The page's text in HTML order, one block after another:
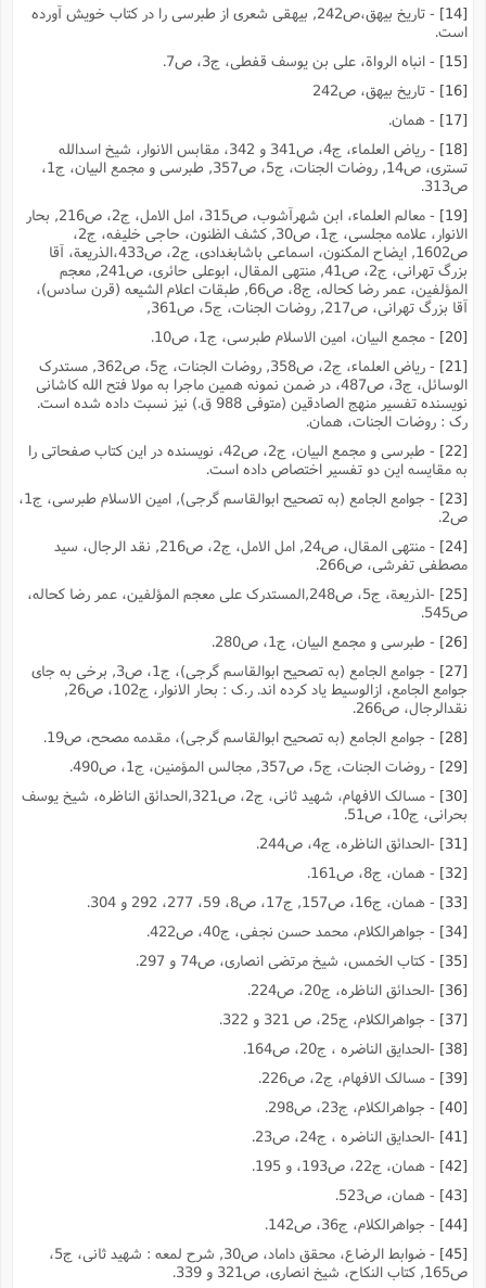
- تاریخ بیهق،ص242, بیهقى شعرى از طبرسى را در کتاب خویش آورده
است.
- انباه الرواة، على بن یوسف قفطى، ج3، ص7.
- تاریخ بیهق، ص242
- همان.
- ریاض العلماء، ج4، ص341 و 342، مقابس الانوار، شیخ اسدالله
تسترى، ص14, روضات الجنات، ج5، ص357, طبرسى و مجمع البیان، ج1،
ص313.
- معالم العلماء، ابن شهرآشوب، ص315، امل الامل، ج2، ص216, بحار
الانوار، علامه مجلسى، ج1، ص30, کشف الظنون، حاجى خلیفه، ج2،
ص1602, ایضاح المکنون، اسماعى باشابغدادى، ج2، ص433،الذریعة، آقا
بزرگ تهرانى، ج2، ص41, منتهى المقال، ابوعلى حائرى، ص241, معجم
المؤلفین، عمر رضا کحاله، ج8، ص66, طبقات اعلام الشیعه (قرن سادس)،
آقا بزرگ تهرانى، ص217, روضات الجنات، ج5، ص361,
- مجمع البیان، امین الاسلام طبرسى، ج1، ص10.
- ریاض العلماء، ج2، ص358, روضات الجنات، ج5، ص362, مستدرک
الوسائل، ج3، ص487، در ضمن نمونه همین ماجرا به مولا فتح الله کاشانى
نویسنده تفسیر منهج الصادقین (متوفى 988 ق.) نیز نسبت داده شده است.
رک : روضات الجنات، همان.
- طبرسى و مجمع البیان، ج2، ص42، نویسنده در این کتاب صفحاتى را
به مقایسه این دو تفسیر اختصاص داده است.
- جوامع الجامع (به تصحیح ابوالقاسم گرجى), امین الاسلام طبرسى، ج1،
ص2.
- منتهى المقال، ص24, امل الامل، ج2، ص216, نقد الرجال، سید
مصطفى تفرشى، ص266.
-الذریعة، ج5، ص248,المستدرک على معجم المؤلفین، عمر رضا کحاله،
ص545.
- طبرسى و مجمع البیان، ج1، ص280.
- جوامع الجامع (به تصحیح ابوالقاسم گرجى)، ج1، ص3, برخى به جاى
جوامع الجامع، ازالوسیط یاد کرده اند. ر.ک : بحار الانوار، ج102، ص26,
نقدالرجال، ص266.
- جوامع الجامع (به تصحیح ابوالقاسم گرجى)، مقدمه مصحح، ص19.
- روضات الجنات، ج5، ص357, مجالس المؤمنین، ج1، ص490.
- مسالک الافهام، شهید ثانى، ج2، ص321,الحدائق الناظره، شیخ یوسف
بحرانى، ج10، ص51.
-الحدائق الناظره، ج4، ص244.
- همان، ج8، ص161.
- همان، ج16، ص157, ج17، ص8، 59، 277، 292 و 304.
- جواهرالکلام، محمد حسن نجفى، ج40، ص422.
- کتاب الخمس، شیخ مرتضى انصارى، ص74 و 297.
-الحدائق الناظره، ج20، ص224.
- جواهرالکلام، ج25، ص 321 و 322.
-الحدایق الناضره ، ج20، ص164.
- مسالک الافهام، ج2، ص226.
- جواهرالکلام، ج23، ص298.
-الحدایق الناضره ، ج24، ص23.
- همان، ج22، ص193، و 195.
- همان، ص523.
- جواهرالکلام، ج36، ص142.
- ضوابط الرضاع، محقق داماد، ص30, شرح لمعه : شهید ثانى، ج5،
ص165, کتاب النکاح، شیخ انصارى، ص321 و 339.